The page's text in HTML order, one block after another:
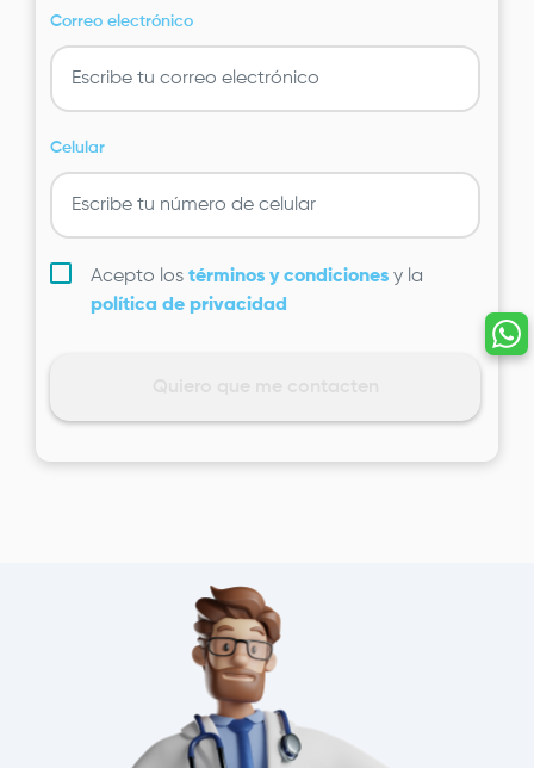
Correo electrónico
Celular
Acepto los términos y condiciones y la
política de privacidad